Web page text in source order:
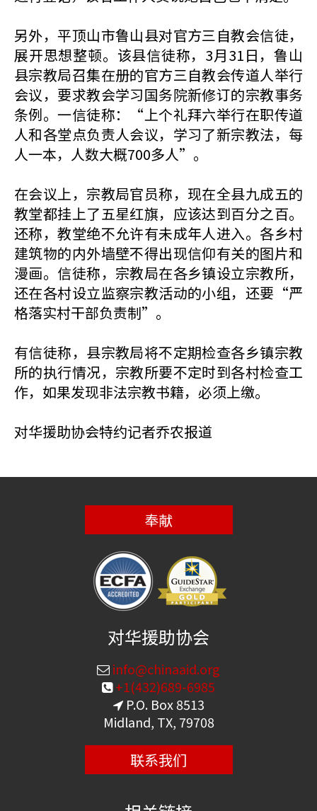
另外，平顶山市鲁山县对官方三自教会信徒，
展开思想整顿。该县信徒称，3月31日，鲁山
县宗教局召集在册的官方三自教会传道人举行
会议，要求教会学习国务院新修订的宗教事务
条例。一信徒称：“上个礼拜六举行在职传道
人和各堂点负责人会议，学习了新宗教法，每
人一本，人数大概700多人”。
在会议上，宗教局官员称，现在全县九成五的
教堂都挂上了五星红旗，应该达到百分之百。
还称，教堂绝不允许有未成年人进入。各乡村
建筑物的内外墙壁不得出现信仰有关的图片和
漫画。信徒称，宗教局在各乡镇设立宗教所，
还在各村设立监察宗教活动的小组，还要“严
格落实村干部负责制”。
有信徒称，县宗教局将不定期检查各乡镇宗教
所的执行情况，宗教所要不定时到各村检查工
作，如果发现非法宗教书籍，必须上缴。
对华援助协会特约记者乔农报道
奉献
对华援助协会
info@chinaaid.org
+1(432)689-6985
P.O. Box 8513
Midland, TX, 79708
联系我们